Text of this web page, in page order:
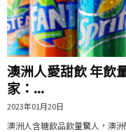
澳洲人愛甜飲 年飲
家：...
2023年01月20日
澳洲人含糖飲品飲量驚人，澳